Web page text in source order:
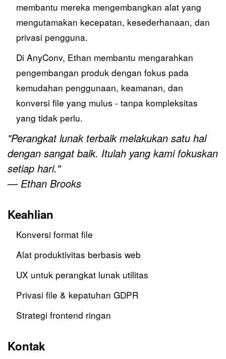
membantu mereka mengembangkan alat yang
mengutamakan kecepatan, kesederhanaan, dan
privasi pengguna.
Di AnyConv, Ethan membantu mengarahkan
pengembangan produk dengan fokus pada
kemudahan penggunaan, keamanan, dan
konversi file yang mulus - tanpa kompleksitas
yang tidak perlu.
"Perangkat lunak terbaik melakukan satu hal
dengan sangat baik. Itulah yang kami fokuskan
setiap hari."
— Ethan Brooks
Keahlian
Konversi format file
Alat produktivitas berbasis web
UX untuk perangkat lunak utilitas
Privasi file & kepatuhan GDPR
Strategi frontend ringan
Kontak